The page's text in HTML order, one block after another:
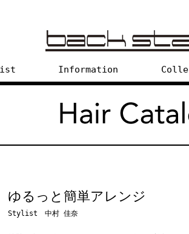
Information
ゆるっと簡単アレンジ
Stylist 中村 佳奈